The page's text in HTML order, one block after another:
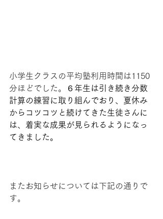
小学生クラスの平均塾利用時間は1150
分ほどでした。
６年生は引き続き分数
計算の練習に取り組んでおり、夏休み
からコツコツと続けてきた生徒さんに
は、着実な成果が見られるようになっ
てきました。
またお知らせについては下記の通りで
す。